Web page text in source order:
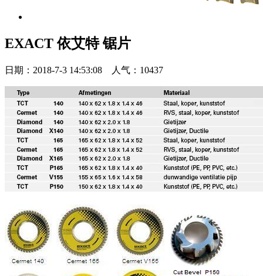
EXACT 依艾特 锯片
日期：2018-7-3 14:53:08 人气：10437